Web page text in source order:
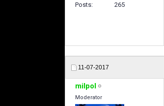
Posts
265
11-07-2017
milpol
Moderator